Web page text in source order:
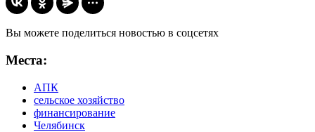
Вы можете поделиться новостью в соцсетях
Места:
АПК
сельское хозяйство
финансирование
Челябинск